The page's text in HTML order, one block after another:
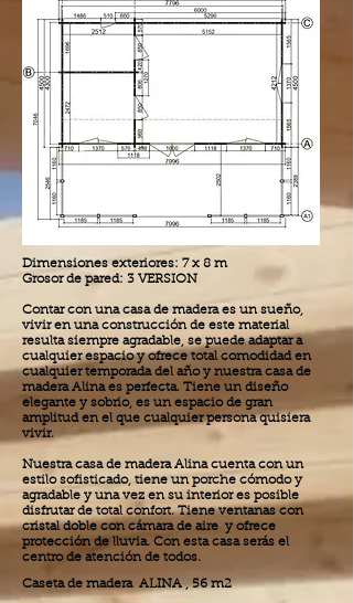
Dimensiones exteriores: 7 x 8 m
Grosor de pared: 3 VERSION
Contar con una casa de madera es un sueño,
vivir en una construcción de este material
resulta siempre agradable, se puede adaptar a
cualquier espacio y ofrece total comodidad en
cualquier temporada del año y nuestra casa de
madera Alina es perfecta. Tiene un diseño
elegante y sobrio, es un espacio de gran
amplitud en el que cualquier persona quisiera
vivir.
Nuestra casa de madera Alina cuenta con un
estilo sofisticado, tiene un porche cómodo y
agradable y una vez en su interior es posible
disfrutar de total confort. Tiene ventanas con
cristal doble con cámara de aire y ofrece
protección de lluvia. Con esta casa serás el
centro de atención de todos.
Caseta de madera ALINA , 56 m2